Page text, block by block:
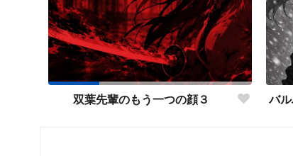
双葉先輩のもう一つの顔３